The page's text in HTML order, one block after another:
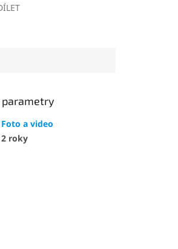
parametry
Foto a video
2 roky